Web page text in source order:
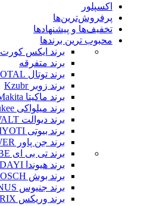
اکسپلور
پرفروش‌ترین‌ها
تخفیف‌ها و پیشنهادها
محبوب ترین برندها
برند ایکس کورت XCORT
برند متفرقه
برند توتال TOTAL
برند زوبر Kzubr
برند ماکیتا Makita
برند میلواکی milwaukee
برند دیوالت DEWALT
برند بیوتی BIYOTI
برند جن پاور GENPOWER
برند تی بی ای TBE
برند هیوندا HUYNDAYI
برند بوش BOSCH
برند جنیوس GINUS
برند وریکس WORIX